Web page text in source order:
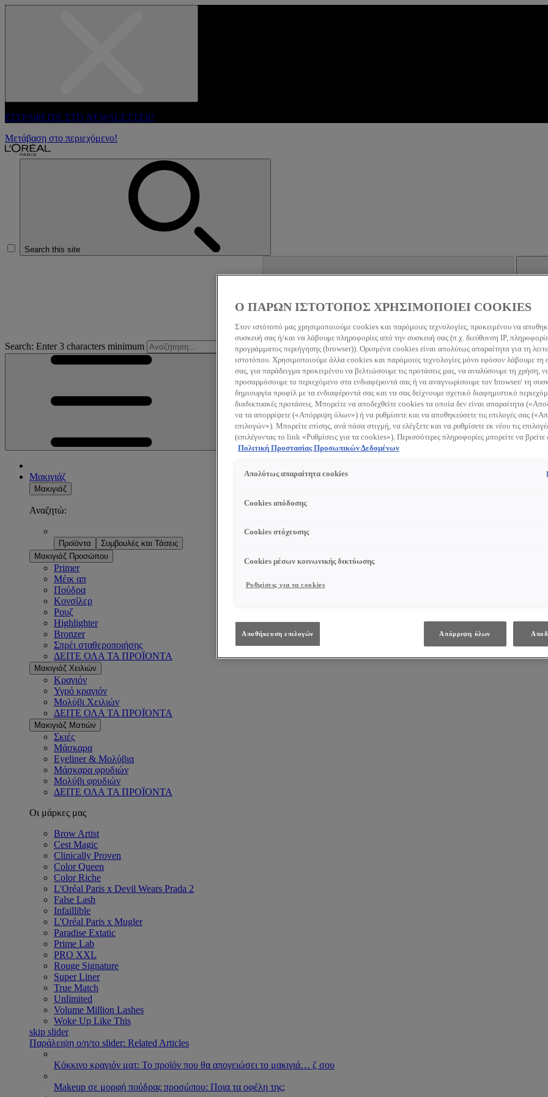
ΕΓΓΡΑΦΕΙΤΕ ΣΤΟ NEWSLETTER!
Μετάβαση στο περιεχόμενο!
Search this site
Search: Enter 3 characters minimum Search this site Clear
Μακιγιάζ
Μακιγιάζ
Αναζητώ:
Προϊόντα
Συμβουλές και Τάσεις
Μακιγιάζ Προσώπου
Primer
Μέικ απ
Πούδρα
Κονσίλερ
Ρουζ
Highlighter
Bronzer
Σπρέι σταθεροποιήσης
ΔΕΙΤΕ ΟΛΑ ΤΑ ΠΡΟΪΟΝΤΑ
Μακιγιάζ Χειλιών
Κραγιόν
Υγρό κραγιόν
Μολύβι Χειλιών
ΔΕΙΤΕ ΟΛΑ ΤΑ ΠΡΟΪΟΝΤΑ
Μακιγιάζ Ματιών
Σκιές
Μάσκαρα
Eyeliner & Μολύβια
Μάσκαρα φρυδιών
Μολύβι φρυδιών
ΔΕΙΤΕ ΟΛΑ ΤΑ ΠΡΟΪΟΝΤΑ
Οι μάρκες μας
Brow Artist
Cest Magic
Clinically Proven
Color Queen
Color Riche
L'Oréal Paris x Devil Wears Prada 2
False Lash
Infaillible
L'Oréal Paris x Mugler
Paradise Extatic
Prime Lab
PRO XXL
Rouge Signature
Super Liner
True Match
Unlimited
Volume Million Lashes
Woke Up Like This
skip slider
Παράλειψη ο/η/το slider: Related Articles
Κόκκινο κραγιόν ματ: Το προϊόν που θα απογειώσει το μακιγιά… ζ σου
Makeup σε μορφή πούδρας προσώπου: Ποια τα οφέλη της;
Ο ΠΑΡΩΝ ΙΣΤΟΤΟΠΟΣ ΧΡΗΣΙΜΟΠΟΙΕΙ COOKIES
Στον ιστότοπό μας χρησιμοποιούμε cookies και παρόμοιες τεχνολογίες, προκειμένου να
συσκευή σας ή/και να λάβουμε πληροφορίες από την συσκευή σας (π.χ. διεύθυνση IP,
προγράμματος περιήγησης (browser)). Ορισμένα cookies είναι απολύτως απαραίτητα για τη
ιστοτόπου. Χρησιμοποιούμε άλλα cookies και παρόμοιες τεχνολογίες μόνο εφόσον λάβουμε τη
σας, για παράδειγμα προκειμένου να βελτιώσουμε τις προτάσεις μας, να αναλύσουμε τη χρήση,
προσαρμόσουμε το περιεχόμενο στα ενδιαφέροντά σας ή να αναγνωρίσουμε τον browser/ τη
δημιουργία προφίλ με τα ενδιαφέροντά σας και να σας δείχνουμε σχετικό διαφημιστικό
διαδικτυακές προτάσεις. Μπορείτε να αποδεχθείτε cookies τα οποία δεν είναι απαραίτητα
να τα απορρίψετε («Απόρριψη όλων») ή να ρυθμίσετε και να αποθηκεύσετε τις επιλογές σας
επιλογών»). Μπορείτε επίσης, ανά πάσα στιγμή, να ελέγξετε και να ρυθμίσετε εκ νέου τις
(επιλέγοντας το link «Ρυθμίσεις για τα cookies»). Περισσότερες πληροφορίες μπορείτε να βρείτε
Πολιτική Προστασίας Προσωπικών Δεδομένων
Απολύτως απαραίτητα cookies
Cookies απόδοσης
Cookies στόχευσης
Cookies μέσων κοινωνικής δικτύωσης
Ρυθμίσεις για τα cookies
Αποθήκευση επιλογών Απόρριψη όλων